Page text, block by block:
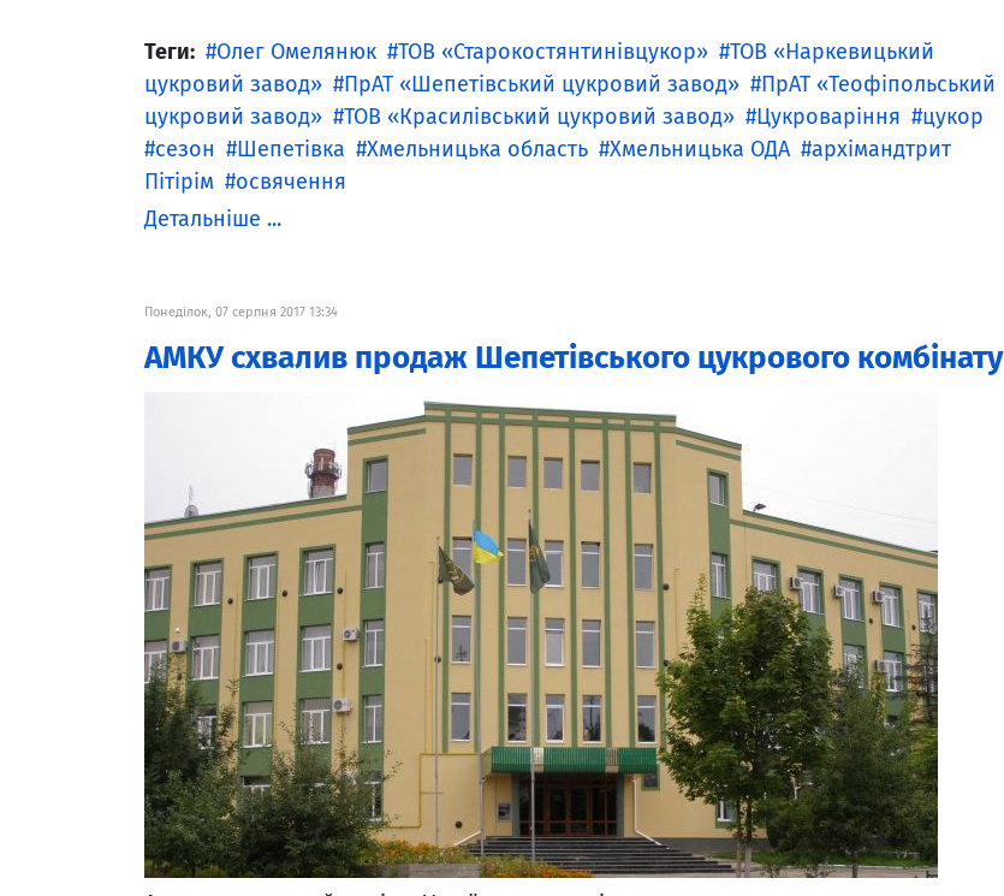
Теги: Олег Омелянюк ТОВ «Старокостянтинівцукор»
ТОВ «Наркевицький
цукровий завод»
ПрАТ «Шепетівський цукровий завод»
ПрАТ «Теофіпольський
цукровий завод»
ТОВ «Красилівський цукровий завод» Цукроваріння
цукор
сезон
Шепетівка Хмельницька область Хмельницька ОДА
архімандтрит
Пітірім
освячення
Детальніше ...
Понеділок, 07 серпня 2017 13:34
АМКУ схвалив продаж Шепетівського цукрового комбінату